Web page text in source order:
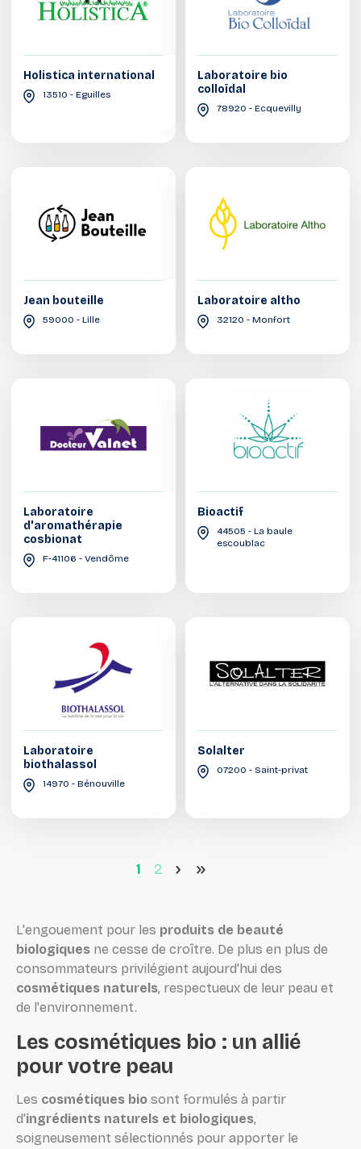
Holistica international
13510 - Eguilles
Laboratoire bio
colloïdal
78920 - Ecquevilly
Jean bouteille
59000 - Lille
Laboratoire altho
32120 - Monfort
Laboratoire
d'aromathérapie
cosbionat
F-41106 - Vendôme
Bioactif
44505 - La baule
escoublac
Laboratoire
biothalassol
14970 - Bénouville
Solalter
07200 - Saint-privat
1 2 > >>
L'engouement pour les produits de beauté
biologiques ne cesse de croître. De plus en plus de
consommateurs privilégient aujourd'hui des
cosmétiques naturels, respectueux de leur peau et
de l'environnement.
Les cosmétiques bio : un allié
pour votre peau
Les cosmétiques bio sont formulés à partir
d'ingrédients naturels et biologiques,
soigneusement sélectionnés pour apporter le